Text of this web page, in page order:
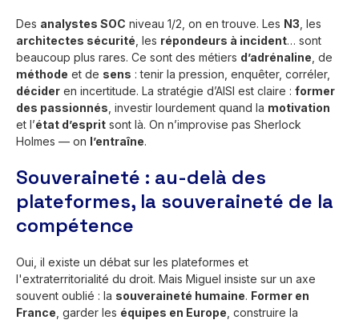
Des analystes SOC niveau 1/2, on en trouve. Les N3 , les
architectes sécurité , les répondeurs à incident… sont
beaucoup plus rares. Ce sont des métiers d’adrénaline , de
méthode et de sens : tenir la pression, enquêter, corréler,
décider en incertitude. La stratégie d’AISI est claire : former
des passionnés , investir lourdement quand la motivation
et l’état d’esprit sont là. On n’improvise pas Sherlock
Holmes — on l’entraîne.
Souveraineté : au-delà des
plateformes, la souveraineté de la
compétence
Oui, il existe un débat sur les plateformes et
l'extraterritorialité du droit. Mais Miguel insiste sur un axe
souvent oublié : la souveraineté humaine. Former en
France , garder les équipes en Europe , construire la